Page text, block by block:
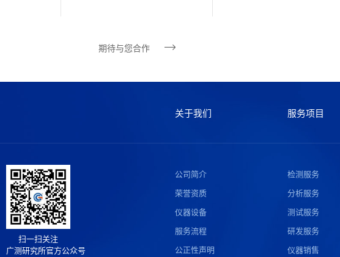
期待与您合作
关于我们 服务项目
扫一扫关注
广测研究所官方公众号
公司简介
荣誉资质
仪器设备
服务流程
公正性声明
检测服务
分析服务
测试服务
研发服务
仪器销售